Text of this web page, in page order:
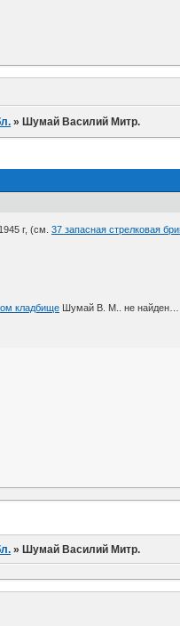
» Шумай Василий Митр.
г, (см.37 запасная стрелковая
кладбище Шумай В. М.. не найден…
» Шумай Василий Митр.